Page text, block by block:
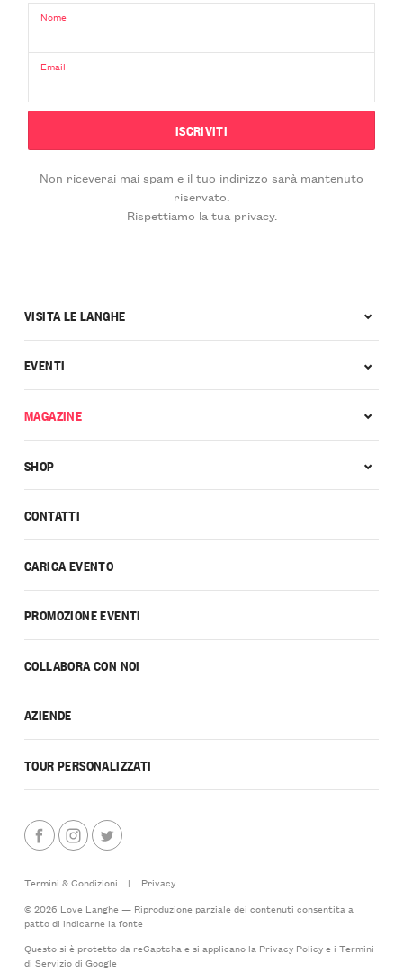
Nome
Email
Non riceverai mai spam e il tuo indirizzo sarà mantenuto
riservato.
Rispettiamo la tua privacy.
CONTATTI
CARICA EVENTO
PROMOZIONE EVENTI
COLLABORA CON NOI
AZIENDE
TOUR PERSONALIZZATI
VISITA LE LANGHE
EVENTI
MAGAZINE
SHOP
Termini & Condizioni |
Privacy
© 2026 Love Langhe — Riproduzione parziale dei contenuti consentita a
patto di indicarne la fonte
Questo si è protetto da reCaptcha e si applicano la Privacy Policye i Termini
di Serviziodi Google